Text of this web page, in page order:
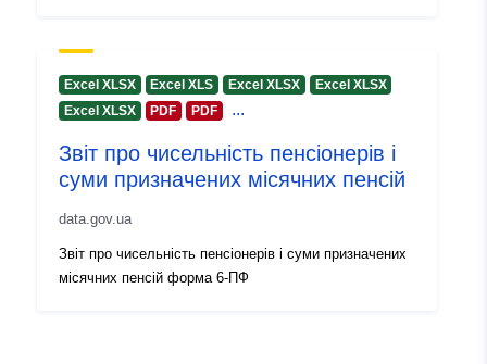
Excel XLSX Excel XLS Excel XLSX
Excel XLSX
Excel XLSX
PDF PDF ...
Звіт про чисельність пенсіонерів і
суми призначених місячних пенсій
data.gov.ua
Звіт про чисельність пенсіонерів і суми призначених
місячних пенсій форма 6-ПФ